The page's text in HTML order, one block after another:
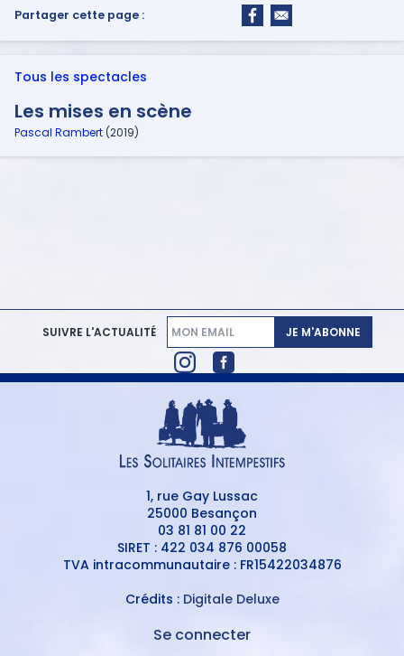
Partager cette page :
Tous les spectacles
Les mises en scène
Pascal Rambert (2019)
SUIVRE L'ACTUALITÉ JE M'ABONNE
1, rue Gay Lussac
25000 Besançon
03 81 81 00 22
SIRET : 422 034 876 00058
TVA intracommunautaire : FR15422034876
Crédits : Digitale Deluxe
Se connecter